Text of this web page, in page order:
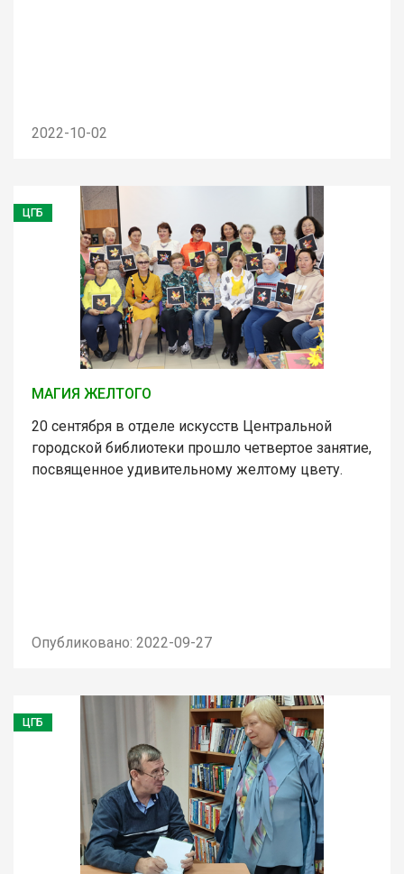
2022-10-02
ЦГБ
МАГИЯ ЖЕЛТОГО
20 сентября в отделе искусств Центральной
городской библиотеки прошло четвертое занятие,
посвященное удивительному желтому цвету.
Опубликовано: 2022-09-27
ЦГБ